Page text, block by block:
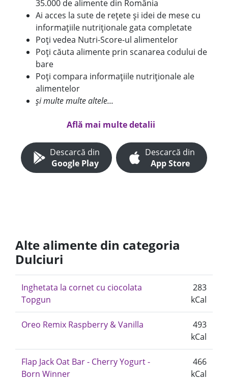
35.000 de alimente din România
Ai acces la sute de rețete și idei de mese cu
informațiile nutriționale gata completate
Poți vedea Nutri-Score-ul alimentelor
Poți căuta alimente prin scanarea codului de
bare
Poți compara informațiile nutriționale ale
alimentelor
și multe multe altele...
Află mai multe detalii
Descarcă din
Google Play
Descarcă din
App Store
Alte alimente din categoria
Dulciuri
Inghetata la cornet cu ciocolata
Topgun
283
kCal
Oreo Remix Raspberry & Vanilla
493
kCal
Flap Jack Oat Bar - Cherry Yogurt -
Born Winner
466
kCal